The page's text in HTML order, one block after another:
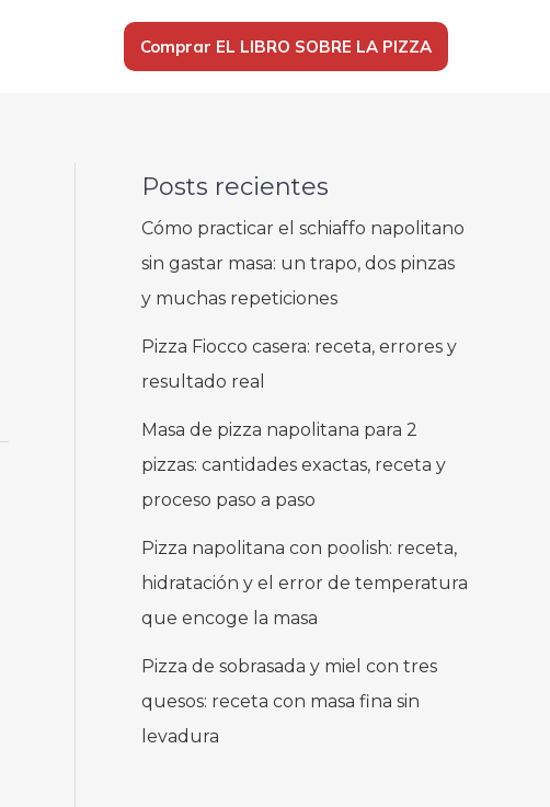
Comprar EL LIBRO SOBRE LA PIZZA
Posts recientes
Cómo practicar el schiaffo napolitano
sin gastar masa: un trapo, dos pinzas
y muchas repeticiones
Pizza Fiocco casera: receta, errores y
resultado real
Masa de pizza napolitana para 2
pizzas: cantidades exactas, receta y
proceso paso a paso
Pizza napolitana con poolish: receta,
hidratación y el error de temperatura
que encoge la masa
Pizza de sobrasada y miel con tres
quesos: receta con masa fina sin
levadura